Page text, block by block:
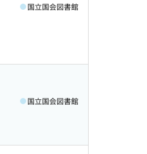
国立国会図書館
国立国会図書館